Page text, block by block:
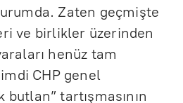
Zaten geçmişte
ve birlikler üzerinden
henüz tam
CHP genel
tartışmasının